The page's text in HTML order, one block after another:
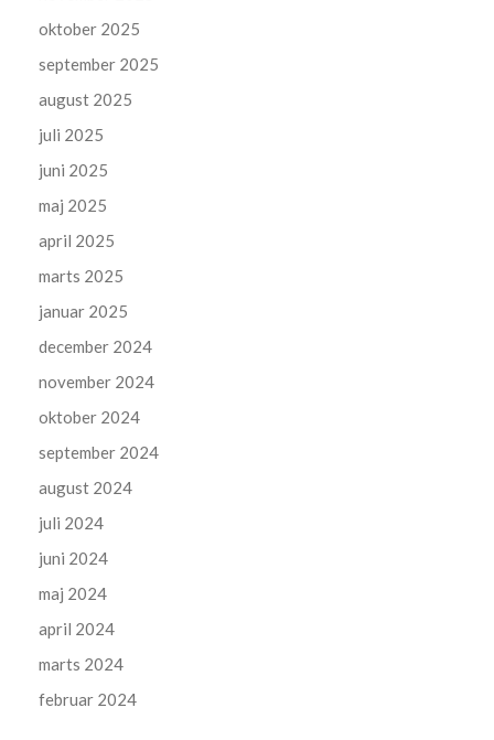
oktober 2025
september 2025
august 2025
juli 2025
juni 2025
maj 2025
april 2025
marts 2025
januar 2025
december 2024
november 2024
oktober 2024
september 2024
august 2024
juli 2024
juni 2024
maj 2024
april 2024
marts 2024
februar 2024